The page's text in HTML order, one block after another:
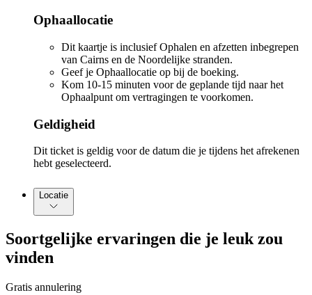
Ophaallocatie
Dit kaartje is inclusief Ophalen en afzetten inbegrepen
van Cairns en de Noordelijke stranden.
Geef je Ophaallocatie op bij de boeking.
Kom 10-15 minuten voor de geplande tijd naar het
Ophaalpunt om vertragingen te voorkomen.
Geldigheid
Dit ticket is geldig voor de datum die je tijdens het afrekenen
hebt geselecteerd.
Locatie
Soortgelijke ervaringen die je leuk zou
vinden
Gratis annulering